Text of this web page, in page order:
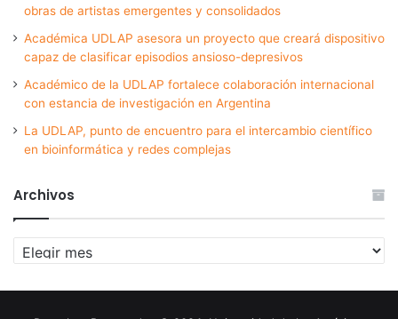
obras de artistas emergentes y consolidados
Académica UDLAP asesora un proyecto que creará dispositivo
capaz de clasificar episodios ansioso-depresivos
Académico de la UDLAP fortalece colaboración internacional
con estancia de investigación en Argentina
La UDLAP, punto de encuentro para el intercambio científico
en bioinformática y redes complejas
Archivos
Archivos